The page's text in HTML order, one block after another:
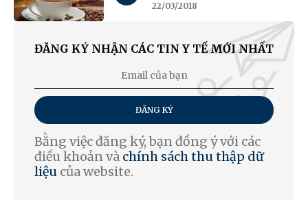
22/03/2018
ĐĂNG KÝ NHẬN CÁC TIN Y TẾ MỚI NHẤT
ĐĂNG KÝ
Bằng việc đăng ký, bạn đồng ý với các
điều khoản và chính sách thu thập dữ
liệu của website.